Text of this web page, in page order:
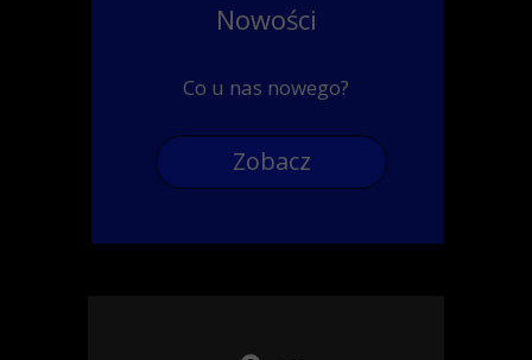
Co u nas nowego?
Nowości
Zobacz